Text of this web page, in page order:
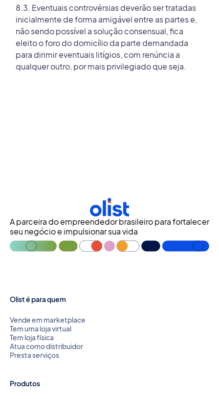
8.3. Eventuais controvérsias deverão ser tratadas
inicialmente de forma amigável entre as partes e,
não sendo possível a solução consensual, fica
eleito o foro do domicílio da parte demandada
para dirimir eventuais litígios, com renúncia a
qualquer outro, por mais privilegiado que seja.
A parceira do empreendedor brasileiro para fortalecer
seu negócio e impulsionar sua vida
Olist é para quem
Vende em marketplace
Tem uma loja virtual
Tem loja física
Atua como distribuidor
Presta serviços
Produtos